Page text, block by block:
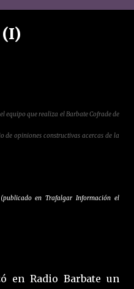
(I)
equipo que realiza el Barbate Cofrade de
opiniones constructivas acercas de la
(publicado en Trafalgar Información el
en Radio Barbate un